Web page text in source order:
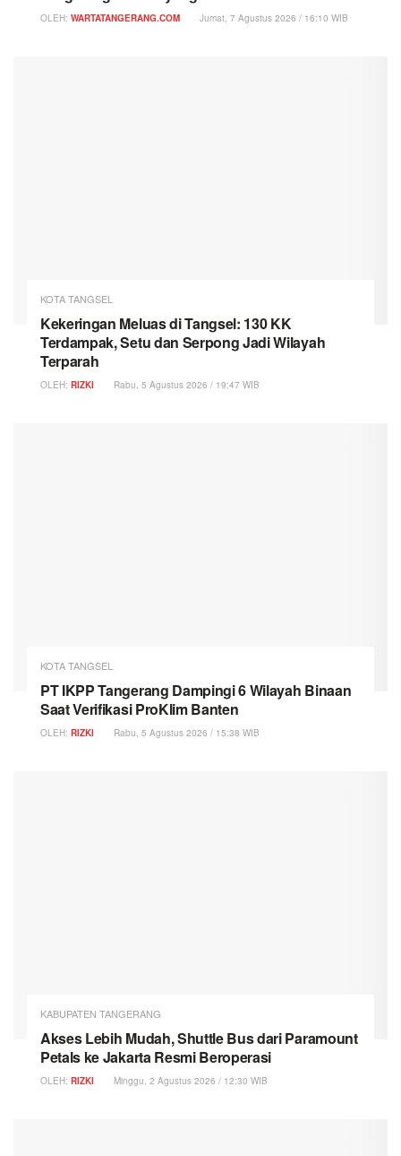
OLEH: WARTATANGERANG.COM Jumat, 7 Agustus 2026 / 16:10 WIB
KOTA TANGSEL
Kekeringan Meluas di Tangsel: 130 KK
Terdampak, Setu dan Serpong Jadi Wilayah
Terparah
OLEH: RIZKI Rabu, 5 Agustus 2026 / 19:47 WIB
KOTA TANGSEL
PT IKPP Tangerang Dampingi 6 Wilayah Binaan
Saat Verifikasi ProKlim Banten
OLEH: RIZKI Rabu, 5 Agustus 2026 / 15:38 WIB
KABUPATEN TANGERANG
Akses Lebih Mudah, Shuttle Bus dari Paramount
Petals ke Jakarta Resmi Beroperasi
OLEH: RIZKI Minggu, 2 Agustus 2026 / 12:30 WIB